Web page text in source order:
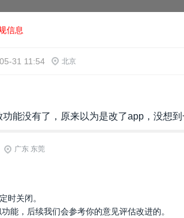
信息
05-31 11:54 北京
能没有了，原来以为是改了app，没想到
广东 东莞
时关闭。
能，后续我们会参考你的意见评估改进的。